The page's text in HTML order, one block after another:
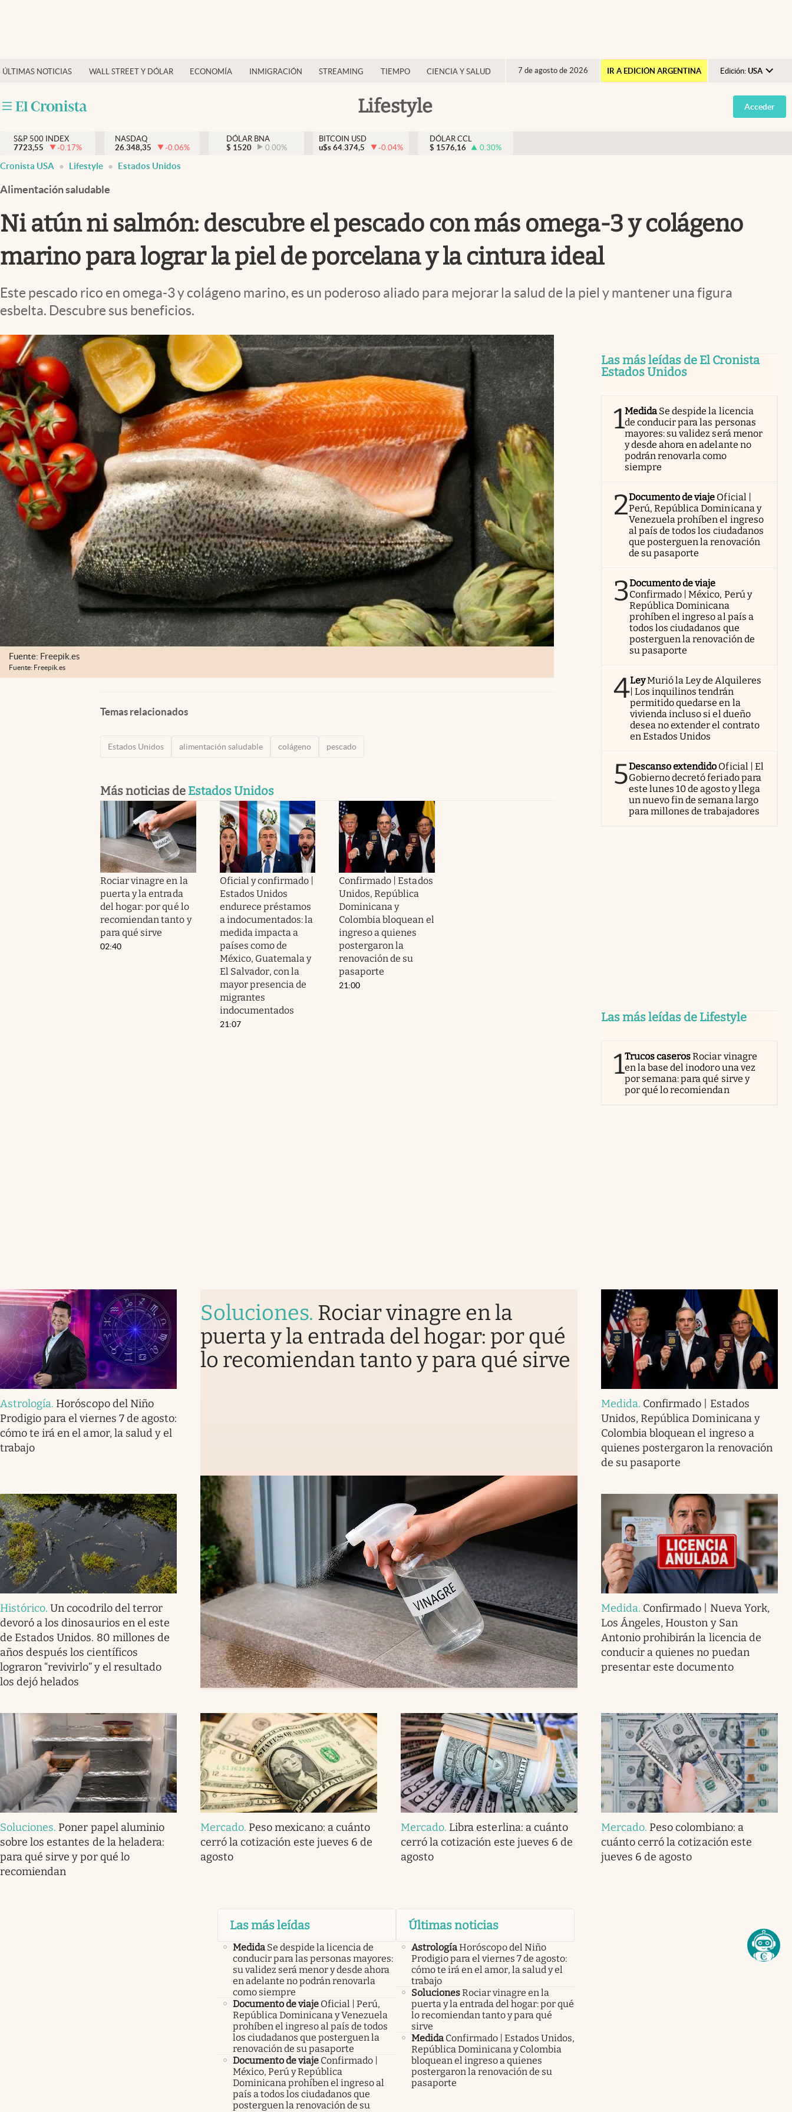
ÚLTIMAS NOTICIAS WALL STREET Y DÓLAR ECONOMÍA INMIGRACIÓN STREAMING TIEMPO CIENCIA Y SALUD 7 de agosto de 2026 IR A EDICIÓN ARGENTINA Edición: USA
Argentina
España
Lifestyle
Finanzas y economía
Inmigración
Trending
Streaming
Acceder
S&P 500 INDEX
7723,55
-0.17%
NASDAQ
26.348,35
-0.06%
DÓLAR BNA
$ 1520 0.00%
BITCOIN USD
u$s 64.374,5 -0.04%
DÓLAR CCL
$ 1576,16 0.30%
Cronista USA Lifestyle Estados Unidos
Alimentación saludable
Ni atún ni salmón: descubre el pescado con más omega-3 y colágeno
marino para lograr la piel de porcelana y la cintura ideal
Este pescado rico en omega-3 y colágeno marino, es un poderoso aliado para mejorar la salud de la piel y mantener una figura
esbelta. Descubre sus beneficios.
Fuente: Freepik.es
Fuente: Freepik.es
Temas relacionados
Estados Unidos alimentación saludable colágeno pescado
Más noticias de Estados Unidos
Rociar vinagre en la
puerta y la entrada
del hogar: por qué lo
recomiendan tanto y
para qué sirve
02:40
Oficial y confirmado |
Estados Unidos
endurece préstamos
a indocumentados: la
medida impacta a
países como de
México, Guatemala y
El Salvador, con la
mayor presencia de
migrantes
indocumentados
21:07
Confirmado | Estados
Unidos, República
Dominicana y
Colombia bloquean el
ingreso a quienes
postergaron la
renovación de su
pasaporte
21:00
Las más leídas de El Cronista
Estados Unidos
1Medida Se despide la licencia
de conducir para las personas
mayores: su validez será menor
y desde ahora en adelante no
podrán renovarla como
siempre
2Documento de viaje Oficial |
Perú, República Dominicana y
Venezuela prohíben el ingreso
al país de todos los ciudadanos
que posterguen la renovación
de su pasaporte
3Documento de viaje
Confirmado | México, Perú y
República Dominicana
prohíben el ingreso al país a
todos los ciudadanos que
posterguen la renovación de
su pasaporte
4LeyMurió la Ley de Alquileres
| Los inquilinos tendrán
permitido quedarse en la
vivienda incluso si el dueño
desea no extender el contrato
en Estados Unidos
5Descanso extendido Oficial | El
Gobierno decretó feriado para
este lunes 10 de agosto y llega
un nuevo fin de semana largo
para millones de trabajadores
Las más leídas de Lifestyle
1Trucos caserosRociar vinagre
en la base del inodoro una vez
por semana: para qué sirve y
por qué lo recomiendan
Astrología. Horóscopo del Niño
Prodigio para el viernes 7 de agosto:
cómo te irá en el amor, la salud y el
trabajo
Soluciones. Rociar vinagre en la
puerta y la entrada del hogar: por qué
lo recomiendan tanto y para qué sirve
Medida. Confirmado | Estados
Unidos, República Dominicana y
Colombia bloquean el ingreso a
quienes postergaron la renovación
de su pasaporte
Histórico.Un cocodrilo del terror
devoró a los dinosaurios en el este
de Estados Unidos. 80 millones de
años después los científicos
lograron “revivirlo” y el resultado
los dejó helados
Medida. Confirmado | Nueva York,
Los Ángeles, Houston y San
Antonio prohibirán la licencia de
conducir a quienes no puedan
presentar este documento
Soluciones. Poner papel aluminio
sobre los estantes de la heladera:
para qué sirve y por qué lo
recomiendan
Mercado. Peso mexicano: a cuánto
cerró la cotización este jueves 6 de
agosto
Mercado. Libra esterlina: a cuánto
cerró la cotización este jueves 6 de
agosto
Mercado. Peso colombiano: a
cuánto cerró la cotización este
jueves 6 de agosto
Las más leídas
Medida Se despide la licencia de
conducir para las personas mayores:
su validez será menor y desde ahora
en adelante no podrán renovarla
como siempre
Documento de viaje Oficial | Perú,
República Dominicana y Venezuela
prohíben el ingreso al país de todos
los ciudadanos que posterguen la
renovación de su pasaporte
Documento de viaje Confirmado |
México, Perú y República
Dominicana prohíben el ingreso al
país a todos los ciudadanos que
posterguen la renovación de su
Últimas noticias
AstrologíaHoróscopo del Niño
Prodigio para el viernes 7 de agosto:
cómo te irá en el amor, la salud y el
trabajo
SolucionesRociar vinagre en la
puerta y la entrada del hogar: por qué
lo recomiendan tanto y para qué
sirve
Medida Confirmado | Estados Unidos,
República Dominicana y Colombia
bloquean el ingreso a quienes
postergaron la renovación de su
pasaporte